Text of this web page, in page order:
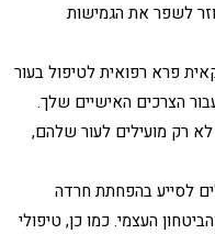
לשפר את הגמישות
פרא רפואית לטיפול בעור
הצרכים האישיים שלך.
לא רק מועילים לעור שלהם,
לסייע בהפחתת חרדה
העצמי. כמו כן, טיפולי